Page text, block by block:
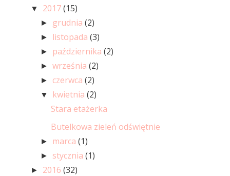
▼ 2017(15)
► grudnia(2)
► listopada(3)
► października(2)
►września(2)
► czerwca(2)
▼ kwietnia(2)
Stara etażerka
Butelkowa zieleń odświętnie
► marca(1)
► stycznia(1)
► 2016 (32)